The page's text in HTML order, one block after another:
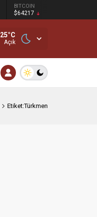
BITCOIN
$64217
25°C
Açık
Etiket:Türkmen